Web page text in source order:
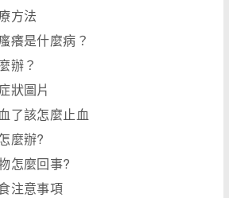
方法
癢是什麼病？
辦？
狀圖片
了該怎麼止血
麼辦?
怎麼回事?
注意事項